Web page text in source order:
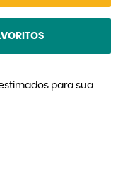
para sua